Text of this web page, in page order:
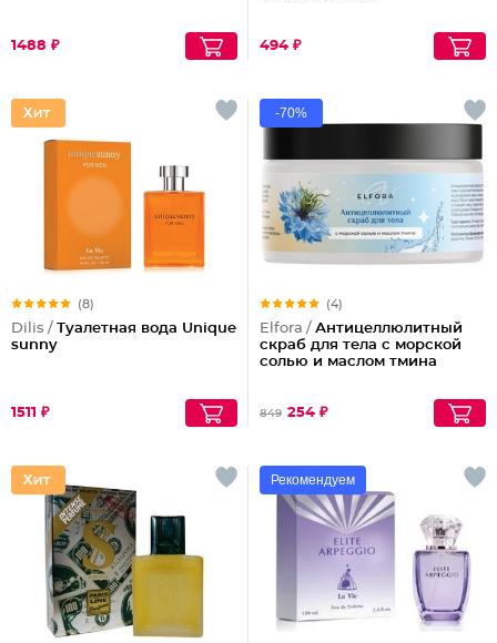
1488 ₽ 494 ₽
(8)
Dilis / Туалетная вода Unique
sunny
1511 ₽
-70%
(4)
Elfora / Антицеллюлитный
скраб для тела с морской
солью и маслом тмина
849 254 ₽
Рекомендуем